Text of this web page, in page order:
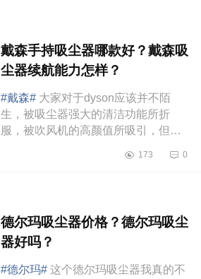
戴森手持吸尘器哪款好？戴森吸
尘器续航能力怎样？
#戴森# 大家对于dyson应该并不陌
生，被吸尘器强大的清洁功能所折
服，被吹风机的高颜值所吸引，但是
多人并不清楚吧……先自我介绍一
173 0
德尔玛吸尘器价格？德尔玛吸尘
器好吗？
#德尔玛# 这个德尔玛吸尘器我真的不